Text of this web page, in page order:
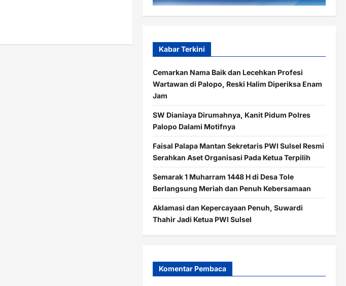
Kabar Terkini
Cemarkan Nama Baik dan Lecehkan Profesi
Wartawan di Palopo, Reski Halim Diperiksa Enam
Jam
SW Dianiaya Dirumahnya, Kanit Pidum Polres
Palopo Dalami Motifnya
Faisal Palapa Mantan Sekretaris PWI Sulsel Resmi
Serahkan Aset Organisasi Pada Ketua Terpilih
Semarak 1 Muharram 1448 H di Desa Tole
Berlangsung Meriah dan Penuh Kebersamaan
Aklamasi dan Kepercayaan Penuh, Suwardi
Thahir Jadi Ketua PWI Sulsel
Komentar Pembaca